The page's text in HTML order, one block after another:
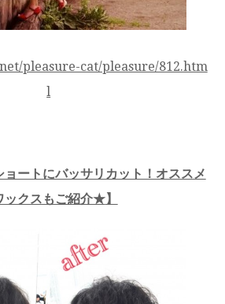
pleasure-cat/pleasure/812.htm
l
ョートにバッサリカット！オススメ
ックスもご紹介★】